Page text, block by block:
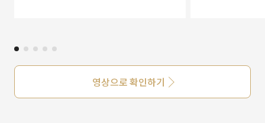
영상으로 확인하기